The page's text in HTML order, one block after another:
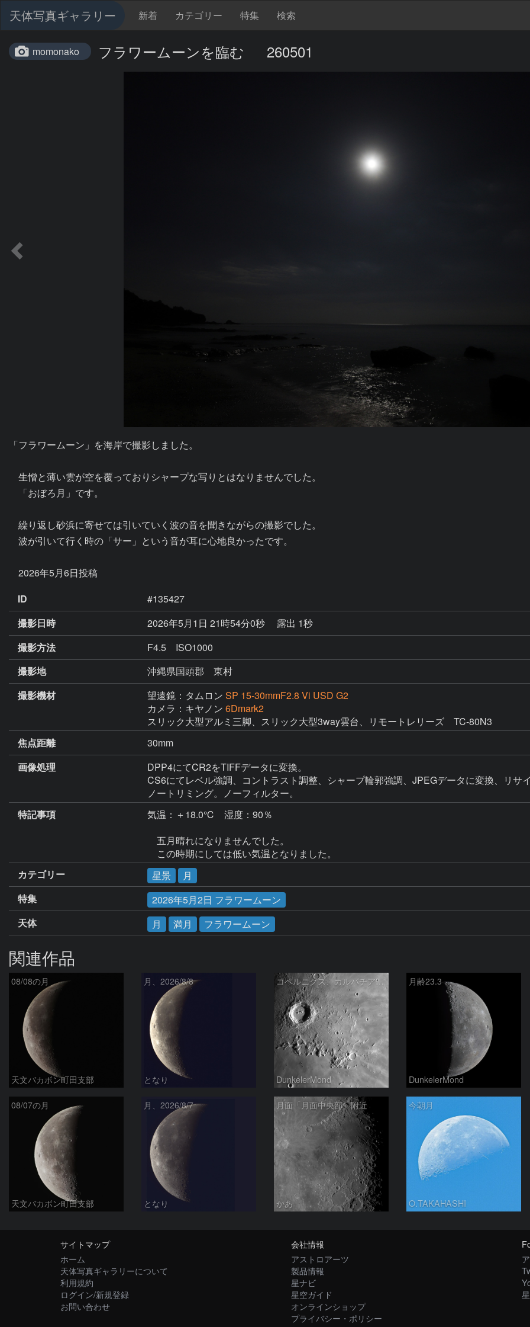
天体写真ギャラリー 新着 カテゴリー 特集 検索
momonako フラワームーンを臨む 260501
「フラワームーン」を海岸で撮影しました。
生憎と薄い雲が空を覆っておりシャープな写りとはなりませんでした。
「おぼろ月」です。
繰り返し砂浜に寄せては引いていく波の音を聞きながらの撮影でした。
波が引いて行く時の「サー」という音が耳に心地良かったです。
ID
#135427
撮影日時
2026年5月1日 21時54分0秒
露出 1秒
撮影方法
F4.5 ISO1000
撮影地
沖縄県国頭郡 東村
撮影機材
望遠鏡：タムロン SP 15-30mmF2.8 Vi USD G2
カメラ：キヤノン 6Dmark2
スリック大型アルミ三脚、スリック大型3way雲台、リモートレリーズ　TC-80N3
焦点距離
30mm
画像処理
DPP4にてCR2をTIFFデータに変換。
CS6にてレベル強調、コントラスト調整、シャープ輪郭強調、JPEGデータに変換、リサ
特記事項
気温：＋18.0℃　湿度：90％
五月晴れになりませんでした。
カテゴリー
星景
月
特集
2026年5月2日 フラワームーン
天体
月 満月 フラワームーン
関連作品
08/08の月
天文バカボン町田支部
月、2026/8/8
となり
コペルニクス、カルパチア山脈付近
DunkelerMond
月齢23.3
DunkelerMond
08/07の月
天文バカボン町田支部
月、2026/8/7
となり
月面「月面中央部」附近
かあ
今朝月
O.TAKAHASHI
サイトマップ
ホーム
天体写真ギャラリーについて
利用規約
ログイン/新規登録
お問い合わせ
会社情報
アストロアーツ
製品情報
星ナビ
星空ガイド
オンラインショップ
プライバシー・ポリシー